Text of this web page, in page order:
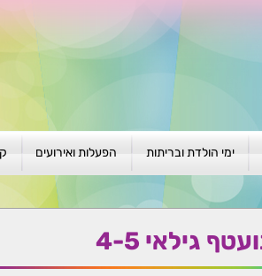
ימי הולדת ובריתות
יום הולדת לגילאי 1-4
הפעלות ואירועים
גילאי 4-5